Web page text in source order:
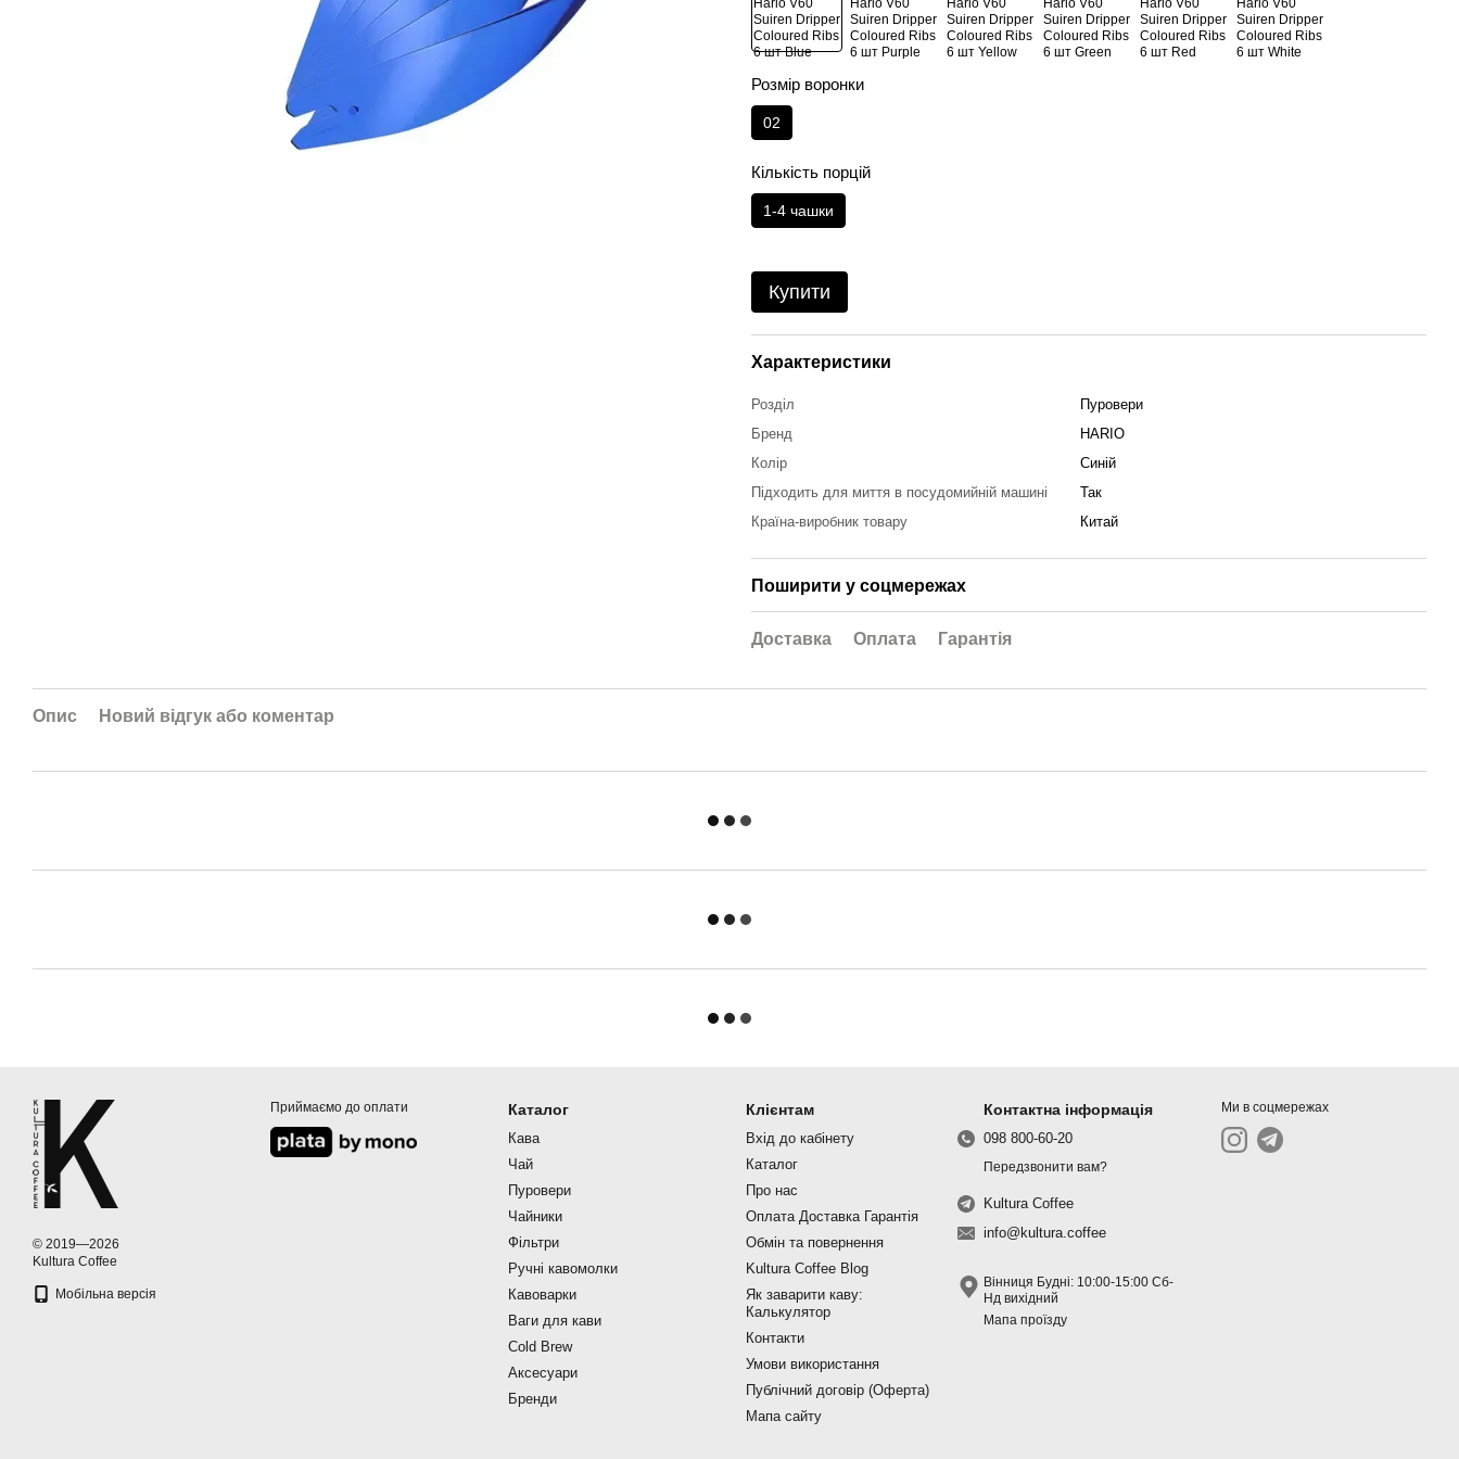
Розмір воронки
02
Кількість порцій
1-4 чашки
Купити
Характеристики
Розділ
Пуровери
Бренд
HARIO
Колір
Синій
Підходить для миття в посудомийній машині
Так
Країна-виробник товару
Китай
Поширити у соцмережах
Доставка Оплата Гарантія
Опис Новий відгук або коментар
© 2019—2026
Kultura Coffee
Мобільна версія
Приймаємо до оплати Каталог
Кава
Чай
Пуровери
Чайники
Фільтри
Ручні кавомолки
Кавоварки
Ваги для кави
Cold Brew
Аксесуари
Бренди
Клієнтам
Вхід до кабінету
Каталог
Про нас
Оплата Доставка Гарантія
Обмін та повернення
Kultura Coffee Blog
Як заварити каву:
Калькулятор
Контакти
Умови використання
Публічний договір (Оферта)
Мапа сайту
Контактна інформація
098 800-60-20
Передзвонити вам?
Kultura Coffee
info@kultura.coffee
Вінниця Будні: 10:00-15:00 Сб-
Нд вихідний
Мапа проїзду
Ми в соцмережах